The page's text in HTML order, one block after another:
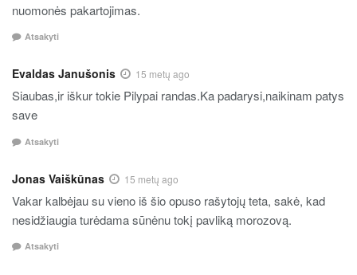
nuomonės pakartojimas.
Atsakyti
Evaldas Janušonis 15 metų ago
Siaubas,ir iškur tokie Pilypai randas.Ka padarysi,naikinam patys
save
Atsakyti
Jonas Vaiškūnas 15 metų ago
Vakar kalbėjau su vieno iš šio opuso rašytojų teta, sakė, kad
nesidžiaugia turėdama sūnėnu tokį pavliką morozovą.
Atsakyti